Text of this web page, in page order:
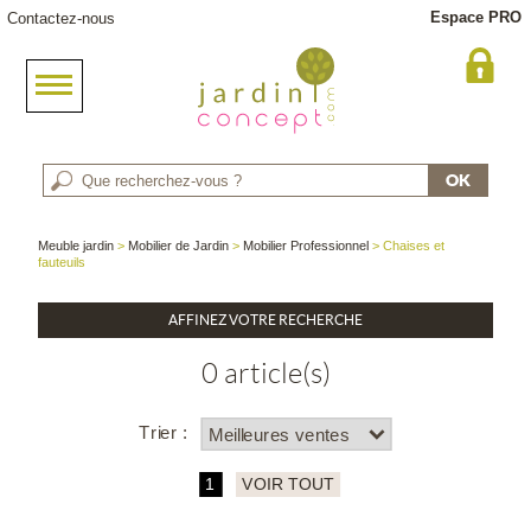
Contactez-nous Espace PRO
Meuble jardin > Mobilier de Jardin > Mobilier Professionnel > Chaises et
fauteuils
AFFINEZ VOTRE RECHERCHE
0 article(s)
Trier :
1 VOIR TOUT